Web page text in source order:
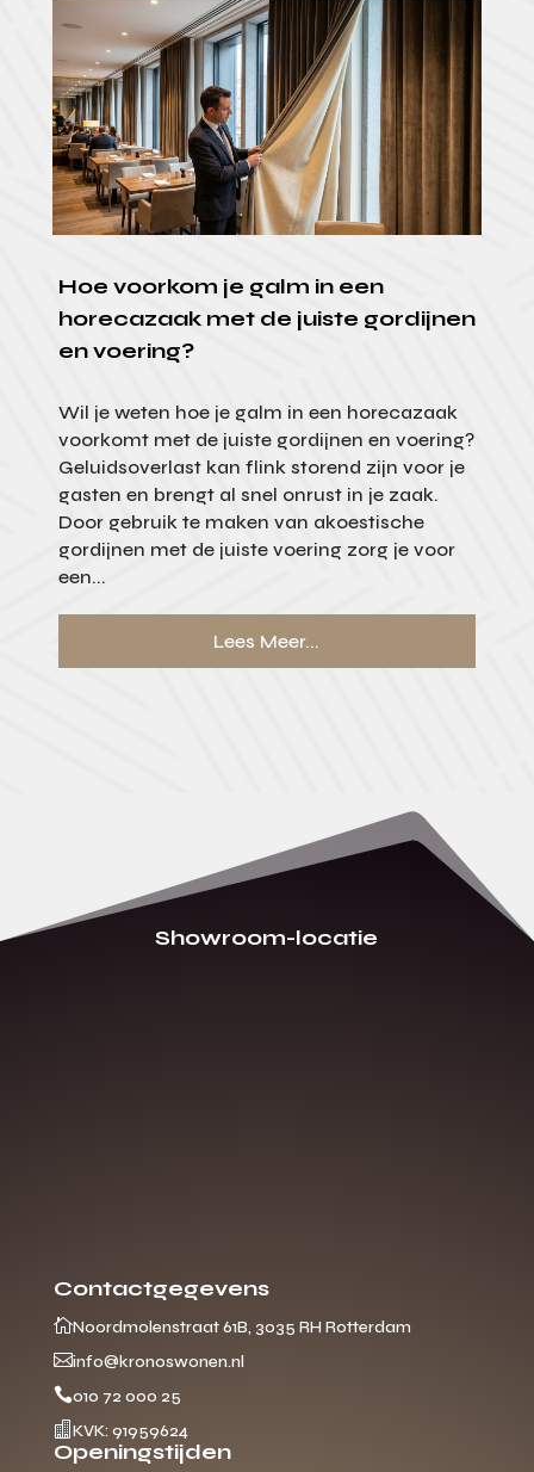
Hoe voorkom je galm in een
horecazaak met de juiste gordijnen
en voering?
Wil je weten hoe je galm in een horecazaak
voorkomt met de juiste gordijnen en voering?
Geluidsoverlast kan flink storend zijn voor je
gasten en brengt al snel onrust in je zaak.
Door gebruik te maken van akoestische
gordijnen met de juiste voering zorg je voor
een...
Lees Meer...
Showroom-locatie
Contactgegevens
Noordmolenstraat 61B, 3035 RH Rotterdam
info@kronoswonen.nl
010 72 000 25
 KVK: 91959624
Openingstijden